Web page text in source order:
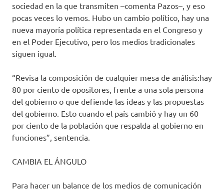
sociedad en la que transmiten –comenta Pazos–, y eso
pocas veces lo vemos. Hubo un cambio político, hay una
nueva mayoría política representada en el Congreso y
en el Poder Ejecutivo, pero los medios tradicionales
siguen igual.
“Revisa la composición de cualquier mesa de análisis:hay
80 por ciento de opositores, frente a una sola persona
del gobierno o que defiende las ideas y las propuestas
del gobierno. Esto cuando el país cambió y hay un 60
por ciento de la población que respalda al gobierno en
funciones”, sentencia.
CAMBIA EL ÁNGULO
Para hacer un balance de los medios de comunicación